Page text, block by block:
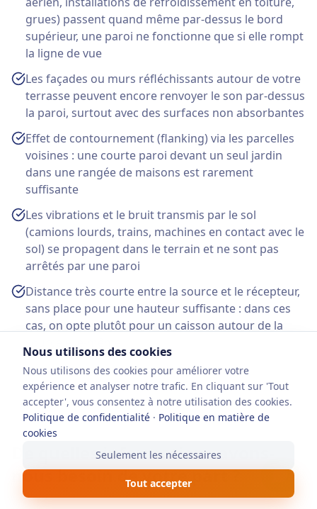
grues) passent quand même par-dessus le bord
supérieur, une paroi ne fonctionne que si elle rompt
la ligne de vue
Les façades ou murs réfléchissants autour de votre
terrasse peuvent encore renvoyer le son par-dessus
la paroi, surtout avec des surfaces non absorbantes
Effet de contournement (flanking) via les parcelles
voisines : une courte paroi devant un seul jardin
dans une rangée de maisons est rarement
suffisante
Les vibrations et le bruit transmis par le sol
(camions lourds, trains, machines en contact avec le
sol) se propagent dans le terrain et ne sont pas
arrêtés par une paroi
Distance très courte entre la source et le récepteur,
sans place pour une hauteur suffisante : dans ces
cas, on opte plutôt pour un caisson autour de la
De quelles informations avons-
nous besoin de votre part ?
Nous utilisons des cookies
Nous utilisons des cookies pour améliorer votre
expérience et analyser notre trafic. En cliquant sur 'Tout
accepter', vous consentez à notre utilisation des cookies.
Politique de confidentialité · Politique en matière de
cookies
Seulement les nécessaires
Tout accepter